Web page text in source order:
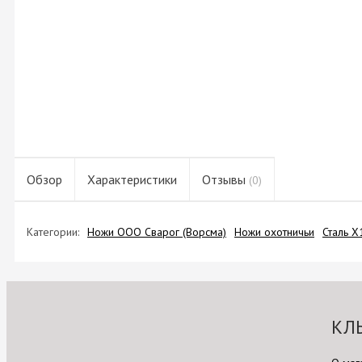
Обзор Характеристики Отзывы (0)
Категории: Ножи ООО Сварог (Ворсма) Ножи охотничьи Сталь